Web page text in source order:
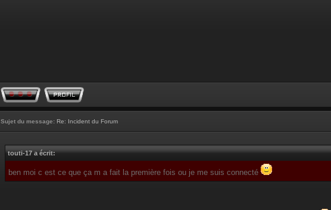
Sujet du message: Re: Incident du Forum
touti-17 a écrit:
ben moi c est ce que ça m a fait la première fois ou je me suis connecté